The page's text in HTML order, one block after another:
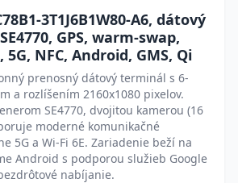
3T1J6B1W80-A6, dátový
GPS, warm-swap,
5G, NFC, Android, GMS, Qi
prenosný dátový terminál s 6-
a rozlíšením 2160x1080 pixelov.
SE4770, dvojitou kamerou (16
moderné komunikačné
5G a Wi-Fi 6E. Zariadenie beží na
Android s podporou služieb Google
nabíjanie.